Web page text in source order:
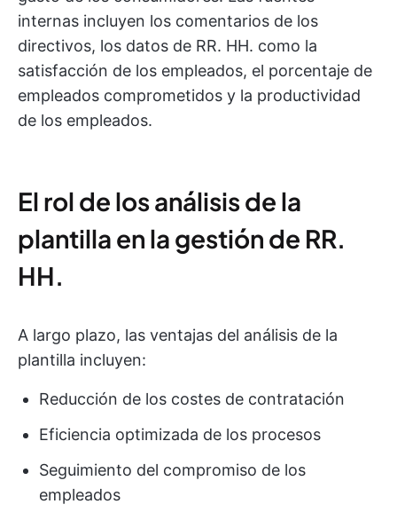
internas incluyen los comentarios de los
directivos, los datos de RR. HH. como la
satisfacción de los empleados, el porcentaje de
empleados comprometidos y la productividad
de los empleados.
El rol de los análisis de la
plantilla en la gestión de RR.
HH.
A largo plazo, las ventajas del análisis de la
plantilla incluyen:
Reducción de los costes de contratación
Eficiencia optimizada de los procesos
Seguimiento del compromiso de los
empleados